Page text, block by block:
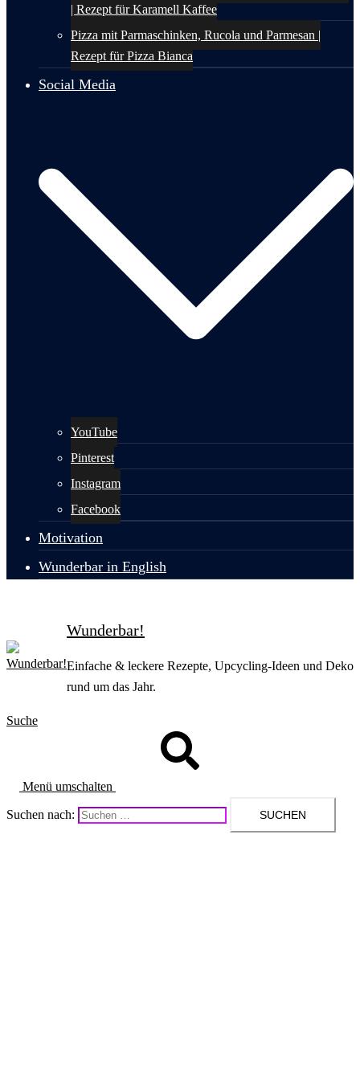
| Rezept für Karamell Kaffee
Pizza mit Parmaschinken, Rucola und Parmesan |
Rezept für Pizza Bianca
Social Media
YouTube
Pinterest
Instagram
Facebook
Motivation
Wunderbar in English
Wunderbar!
Einfache & leckere Rezepte, Upcycling-Ideen und Deko
rund um das Jahr.
Suche
Menü umschalten
Suchen nach: